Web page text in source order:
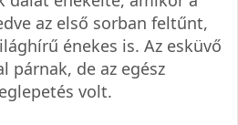
az első sorban feltűnt,
énekes is. Az esküvő
párnak, de az egész
volt.